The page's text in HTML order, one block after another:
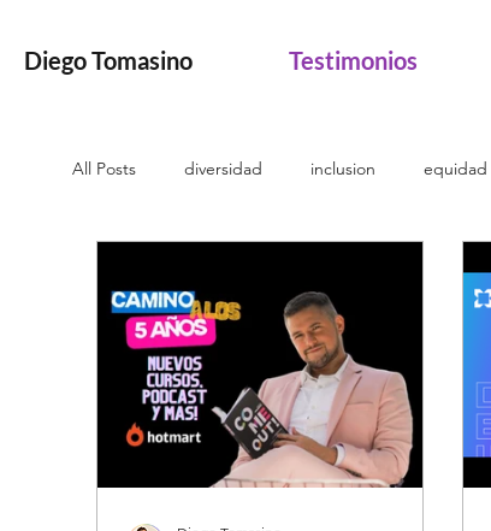
Testimonios
Diego Tomasino
All Posts diversidad inclusion equidad
transgender no binarie